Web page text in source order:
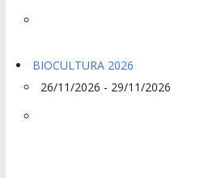
BIOCULTURA 2026
26/11/2026 - 29/11/2026